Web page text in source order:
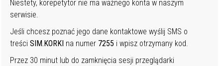
Niestety, korepetytor nie ma ważnego konta w naszym
serwisie.
Jeśli chcesz poznać jego dane kontaktowe wyślij SMS o
treściSIM.KORKI na numer 7255 i wpisz otrzymany kod.
Przez 30 minut lub do zamknięcia sesji przeglądarki